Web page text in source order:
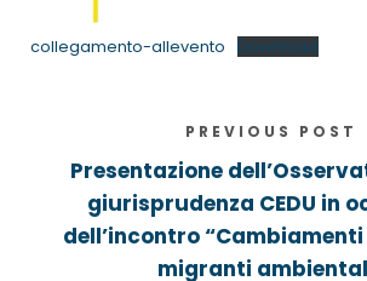
collegamento-allevento Download
PREVIOUS POST
Presentazione
giurisprudenza CEDU in
dell’incontro
migranti